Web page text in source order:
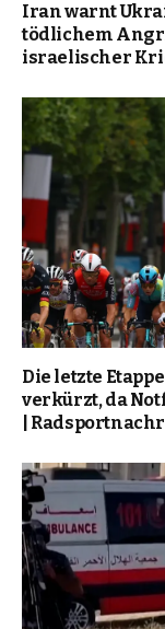
Iran warnt
tödlichem
israelischer
Die letzte
verkürzt, da
|